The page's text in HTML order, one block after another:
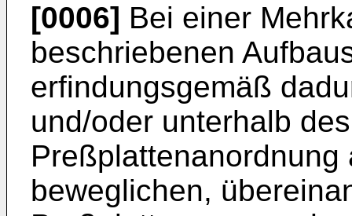
[0006] Bei einer
beschriebenen
erfindungsgemäß
und/oder unterhalb
beweglichen,